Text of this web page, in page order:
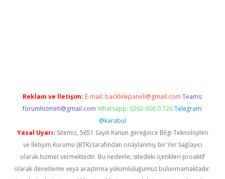
Reklam ve İletişim: E-mail: backlinkpaneli@gmail.com Teams:
forumhizmeti@gmail.com Whatsapp: 0262 606 0 726 Telegram:
@karabul
Yasal Uyarı: Sitemiz, 5651 Sayılı Kanun gereğince Bilgi Teknolojileri
ve İletişim Kurumu (BTK) tarafından onaylanmış bir Yer Sağlayıcı
olarak hizmet vermektedir. Bu nedenle, sitedeki içerikleri proaktif
olarak denetleme veya araştırma yükümlülüğümüz bulunmamaktadır.